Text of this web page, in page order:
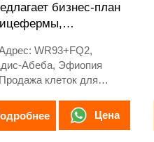
бизнес-план
для
WR93+FQ2,
Абеба, Эфиопия
клеток для
Индивидуальные решения
Цена